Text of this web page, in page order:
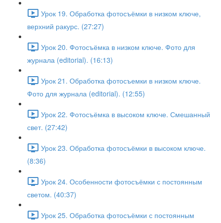
Урок 19. Обработка фотосъёмки в низком ключе,
верхний ракурс. (27:27)
Урок 20. Фотосъёмка в низком ключе. Фото для
журнала (editorial). (16:13)
Урок 21. Обработка фотосъемки в низком ключе.
Фото для журнала (editorial). (12:55)
Урок 22. Фотосъёмка в высоком ключе. Смешанный
свет. (27:42)
Урок 23. Обработка фотосъёмки в высоком ключе.
(8:36)
Урок 24. Особенности фотосъёмки с постоянным
светом. (40:37)
Урок 25. Обработка фотосъёмки с постоянным